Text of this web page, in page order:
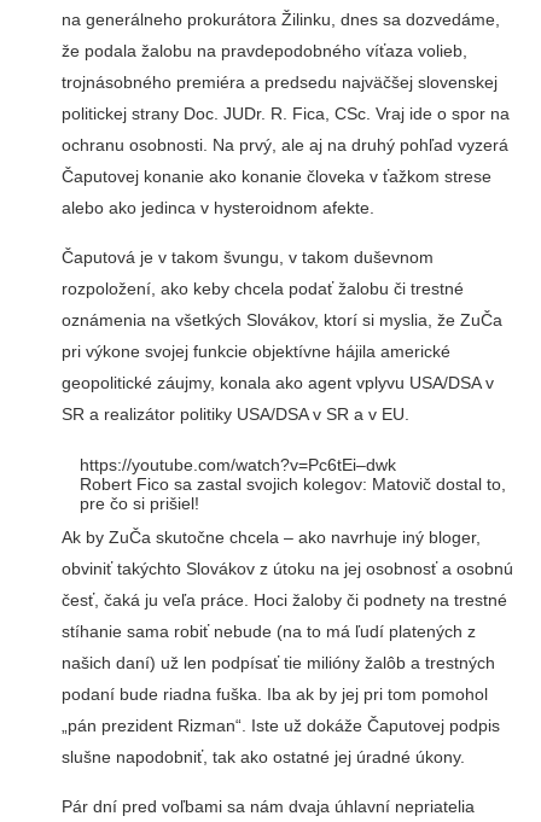
na generálneho prokurátora Žilinku, dnes sa dozvedáme,
že podala žalobu na pravdepodobného víťaza volieb,
trojnásobného premiéra a predsedu najväčšej slovenskej
politickej strany Doc. JUDr. R. Fica, CSc. Vraj ide o spor na
ochranu osobnosti. Na prvý, ale aj na druhý pohľad vyzerá
Čaputovej konanie ako konanie človeka v ťažkom strese
alebo ako jedinca v hysteroidnom afekte.
Čaputová je v takom švungu, v takom duševnom
rozpoložení, ako keby chcela podať žalobu či trestné
oznámenia na všetkých Slovákov, ktorí si myslia, že ZuČa
pri výkone svojej funkcie objektívne hájila americké
geopolitické záujmy, konala ako agent vplyvu USA/DSA v
SR a realizátor politiky USA/DSA v SR a v EU.
https://youtube.com/watch?v=Pc6tEi–dwk
Robert Fico sa zastal svojich kolegov: Matovič dostal to,
pre čo si prišiel!
Ak by ZuČa skutočne chcela – ako navrhuje iný bloger,
obviniť takýchto Slovákov z útoku na jej osobnosť a osobnú
česť, čaká ju veľa práce. Hoci žaloby či podnety na trestné
stíhanie sama robiť nebude (na to má ľudí platených z
našich daní) už len podpísať tie milióny žalôb a trestných
podaní bude riadna fuška. Iba ak by jej pri tom pomohol
„pán prezident Rizman“. Iste už dokáže Čaputovej podpis
slušne napodobniť, tak ako ostatné jej úradné úkony.
Pár dní pred voľbami sa nám dvaja úhlavní nepriatelia